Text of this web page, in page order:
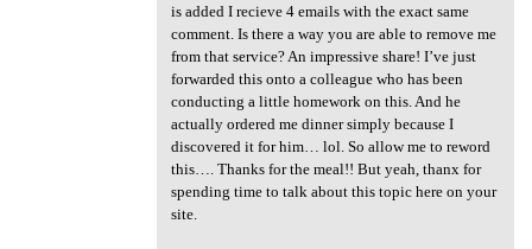
is added I recieve 4 emails with the exact same
comment. Is there a way you are able to remove me
from that service? An impressive share! I’ve just
forwarded this onto a colleague who has been
conducting a little homework on this. And he
actually ordered me dinner simply because I
discovered it for him… lol. So allow me to reword
this…. Thanks for the meal!! But yeah, thanx for
spending time to talk about this topic here on your
site.